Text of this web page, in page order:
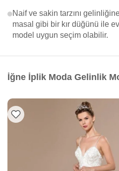
Naif ve sakin tarzını
masal gibi bir kır düğünü ile
model uygun seçim olabilir.
İğne İplik Moda Gelinlik